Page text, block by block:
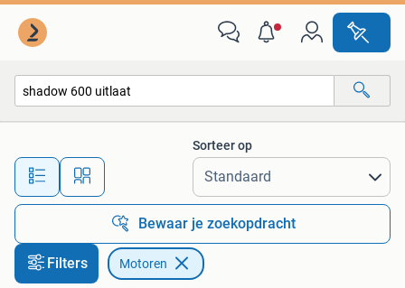
Alle afstanden…
Sorteer op
Bewaar je zoekopdracht
Filters Motoren